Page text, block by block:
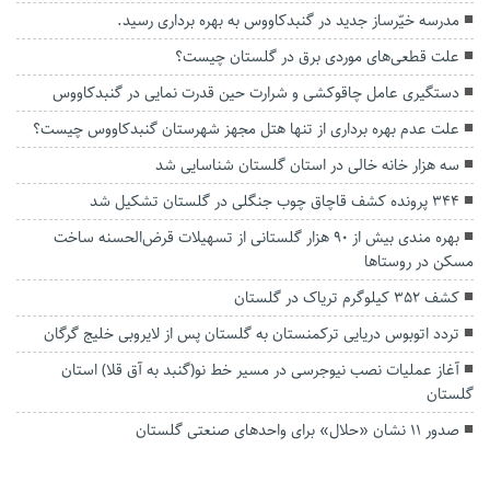
مدرسه خیّرساز جدید در گنبدکاووس به بهره برداری رسید.
علت قطعی‌های موردی برق در گلستان چیست؟
دستگیری عامل چاقوکشی و شرارت حین قدرت نمایی در گنبدکاووس
علت عدم بهره برداری از تنها هتل مجهز شهرستان گنبدکاووس چیست؟
سه هزار خانه خالی در استان گلستان شناسایی شد
۳۴۴ پرونده کشف قاچاق چوب جنگلی در گلستان تشکیل شد
بهره مندی بیش از ۹۰ هزار گلستانی از تسهیلات قرض‌الحسنه ساخت
مسکن در روستا‌ها
کشف ۳۵۲ کیلوگرم تریاک در گلستان
تردد اتوبوس دریایی ترکمنستان به گلستان پس از لایروبی خلیج گرگان
آغاز عملیات نصب نیوجرسی در مسیر خط نو(گنبد به آق قلا) استان
گلستان
صدور ۱۱ نشان «حلال» برای واحدهای صنعتی گلستان